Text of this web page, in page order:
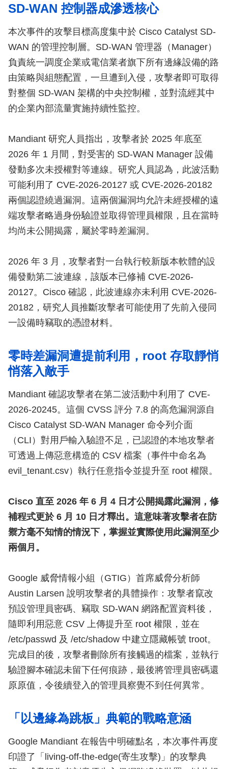
SD-WAN 控制器成滲透核心
本次事件的攻擊目標高度集中於 Cisco Catalyst SD-
WAN 的管理控制層。SD-WAN 管理器（Manager）
負責統一調度企業或電信業者旗下所有邊緣設備的路
由策略與組態配置，一旦遭到入侵，攻擊者即可取得
對整個 SD-WAN 架構的中央控制權，並對流經其中
的企業內部流量實施持續性監控。
Mandiant 研究人員指出，攻擊者於 2025 年底至
2026 年 1 月間，對受害的 SD-WAN Manager 設備
發動多次未授權對等連線。研究人員認為，此波活動
可能利用了 CVE-2026-20127 或 CVE-2026-20182
兩個認證繞過漏洞。這兩個漏洞均允許未經授權的遠
端攻擊者略過身份驗證並取得管理員權限，且在當時
均尚未公開揭露，屬於零時差漏洞。
2026 年 3 月，攻擊者對一台執行較新版本軟體的設
備發動第二波連線，該版本已修補 CVE-2026-
20127。Cisco 確認，此波連線亦未利用 CVE-2026-
20182，研究人員推斷攻擊者可能使用了先前入侵同
一設備時竊取的憑證材料。
零時差漏洞遭提前利用，root 存取靜悄
悄落入敵手
Mandiant 確認攻擊者在第二波活動中利用了 CVE-
2026-20245。這個 CVSS 評分 7.8 的高危漏洞源自
Cisco Catalyst SD-WAN Manager 命令列介面
（CLI）對用戶輸入驗證不足，已認證的本地攻擊者
可透過上傳惡意構造的 CSV 檔案（事件中命名為
evil_tenant.csv）執行任意指令並提升至 root 權限。
Cisco 直至 2026 年 6 月 4 日才公開揭露此漏洞，修
補程式更於 6 月 10 日才釋出。這意味著攻擊者在防
禦方毫不知情的情況下，掌握並實際使用此漏洞至少
兩個月。
Google 威脅情報小組（GTIG）首席威脅分析師
Austin Larsen 說明攻擊者的具體操作：攻擊者竄改
預設管理員密碼、竊取 SD-WAN 網路配置資料後，
隨即利用惡意 CSV 上傳提升至 root 權限，並在
/etc/passwd 及 /etc/shadow 中建立隱藏帳號 troot。
完成目的後，攻擊者刪除所有接觸過的檔案，並執行
驗證腳本確認未留下任何痕跡，最後將管理員密碼還
原原值，令後續登入的管理員察覺不到任何異常。
「以邊緣為跳板」典範的戰略意涵
Google Mandiant 在報告中明確點名，本次事件再度
印證了「living-off-the-edge(寄生攻擊)」的攻擊典